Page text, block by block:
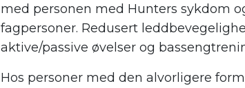
med personen med Hunters sykdom
fagpersoner. Redusert
aktive/passive øvelser og
Hos personer med den alvorligere